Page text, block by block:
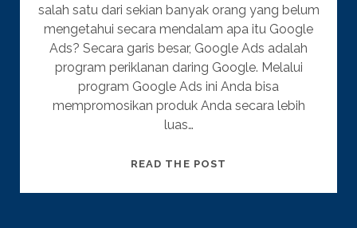
salah satu dari sekian banyak orang yang belum
mengetahui secara mendalam apa itu Google
Ads? Secara garis besar, Google Ads adalah
program periklanan daring Google. Melalui
program Google Ads ini Anda bisa
mempromosikan produk Anda secara lebih
luas…
READ THE POST